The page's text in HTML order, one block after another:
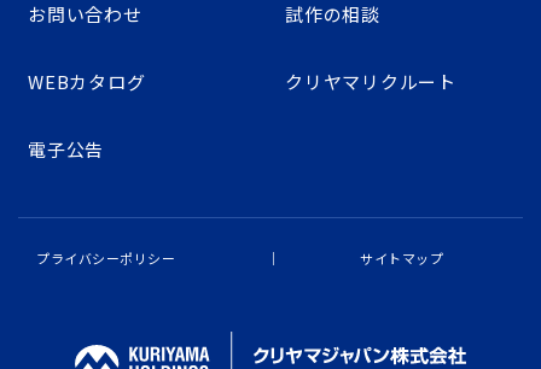
お問い合わせ 試作の相談
WEBカタログ クリヤマリクルート
電子公告
プライバシーポリシー サイトマップ